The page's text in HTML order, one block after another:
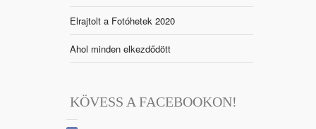
Elrajtolt a Fotóhetek 2020
Ahol minden elkezdődött
KÖVESS A FACEBOOKON!